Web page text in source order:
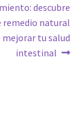
descubre
remedio natural
mejorar tu salud
intestinal